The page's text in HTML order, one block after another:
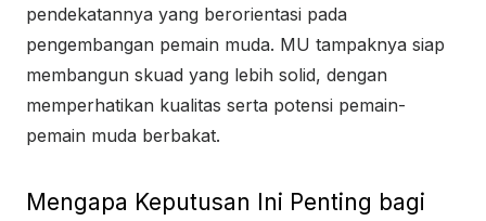
pendekatannya yang berorientasi pada
pengembangan pemain muda. MU tampaknya siap
membangun skuad yang lebih solid, dengan
memperhatikan kualitas serta potensi pemain-
pemain muda berbakat.
Mengapa Keputusan Ini Penting bagi